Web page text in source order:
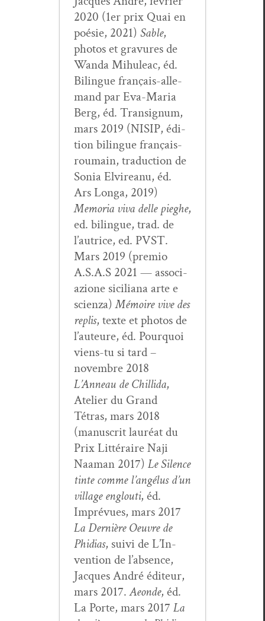
2020 (1er prix Quai en
poésie, 2021) Sable,
pho­tos et gravures de
Wan­da Mihuleac, éd.
Bilingue français-alle­
mand par Eva-Maria
Berg, éd. Tran­signum,
mars 2019 (NISIP, édi­
tion bilingue français-
roumain, tra­duc­tion de
Sonia Elvire­anu, éd.
Ars Lon­ga, 2019)
Memo­ria viva delle pieghe,
ed. bilingue, trad. de
l’autrice, ed. PVST.
Mars 2019 (pre­mio
A.S.A.S 2021 — asso­ci­
azione sicil­iana arte e
scien­za)Mémoire vive des
replis, texte et pho­tos de
l’auteure, éd. Pourquoi
viens-tu si tard –
novem­bre 2018
L’Anneau de Chill­i­da,
Ate­lier du Grand
Tétras, mars 2018
(man­u­scrit lau­réat du
Prix Lit­téraire Naji
Naa­man 2017) Le Silence
tinte comme l’angélus d’un
vil­lage englouti, éd.
Imprévues, mars 2017
La Dernière Oeu­vre de
Phidias, suivi de L’In­
ven­tion de l’ab­sence,
Jacques André édi­teur,
mars 2017.Aeonde, éd.
La Porte, mars 2017 La